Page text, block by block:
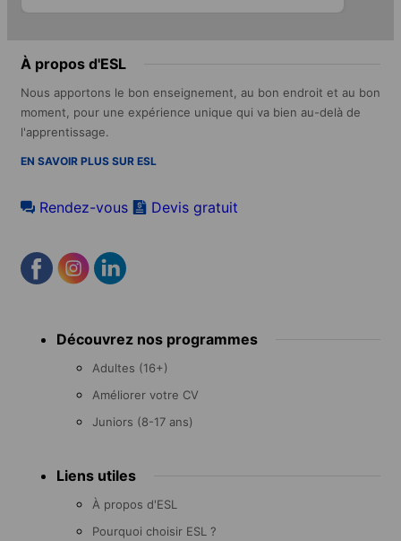
À propos d'ESL
Nous apportons le bon enseignement, au bon endroit et au bon
moment, pour une expérience unique qui va bien au-delà de
l'apprentissage.
EN SAVOIR PLUS SUR ESL
Rendez-vous Devis gratuit
menu Découvrez nos programmes
Adultes (16+)
Améliorer votre CV
Juniors (8-17 ans)
Liens utiles
À propos d'ESL
Pourquoi choisir ESL ?